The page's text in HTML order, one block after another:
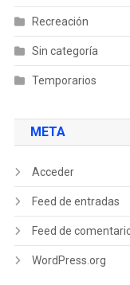
Recreación
Sin categoría
Temporarios
META
Acceder
Feed de entradas
Feed de
WordPress.org